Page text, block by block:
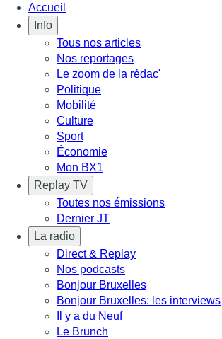
Accueil
Info
Tous nos articles
Nos reportages
Le zoom de la rédac'
Politique
Mobilité
Culture
Sport
Économie
Mon BX1
Replay TV
Toutes nos émissions
Dernier JT
La radio
Direct & Replay
Nos podcasts
Bonjour Bruxelles
Bonjour Bruxelles: les interviews
Il y a du Neuf
Le Brunch